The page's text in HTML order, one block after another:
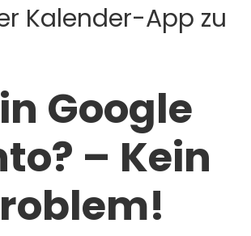
Kalender-App zu
Google
– Kein